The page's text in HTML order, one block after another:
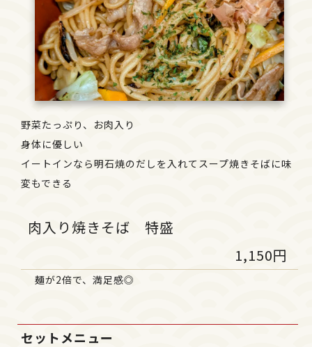
野菜たっぷり、お肉入り
身体に優しい
イートインなら明石焼のだしを入れてスープ焼きそばに味
変もできる
肉入り焼きそば 特盛
1,150円
麺が2倍で、満足感◎
セットメニュー